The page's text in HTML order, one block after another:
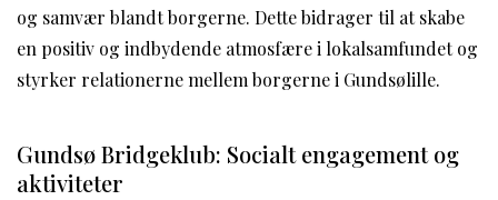
og samvær blandt borgerne. Dette bidrager til at skabe
en positiv og indbydende atmosfære i lokalsamfundet og
styrker relationerne mellem borgerne i Gundsølille.
Gundsø Bridgeklub: Socialt engagement og
aktiviteter